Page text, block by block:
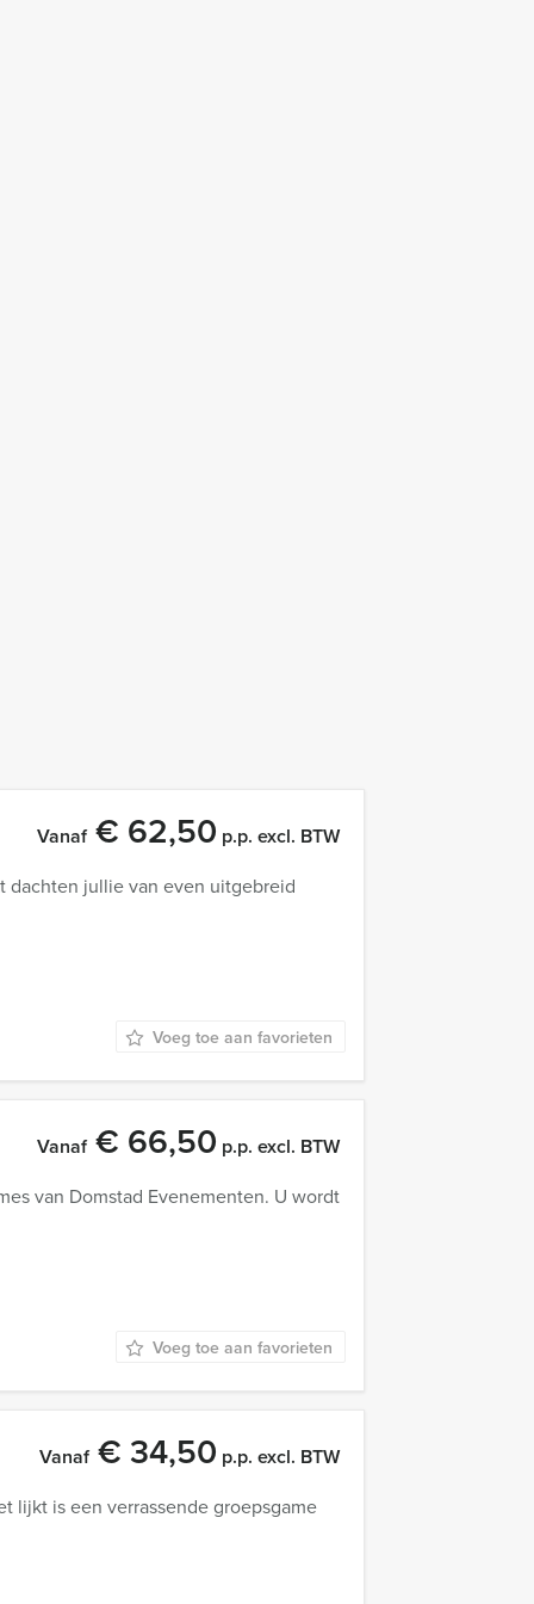
Vanaf€ 62,50 p.p. excl. BTW
dachten jullie van even uitgebreid
Voeg toe aan favorieten
Vanaf€ 66,50 p.p. excl. BTW
van Domstad Evenementen. U wordt
Voeg toe aan favorieten
Vanaf€ 34,50 p.p. excl. BTW
lijkt is een verrassende groepsgame